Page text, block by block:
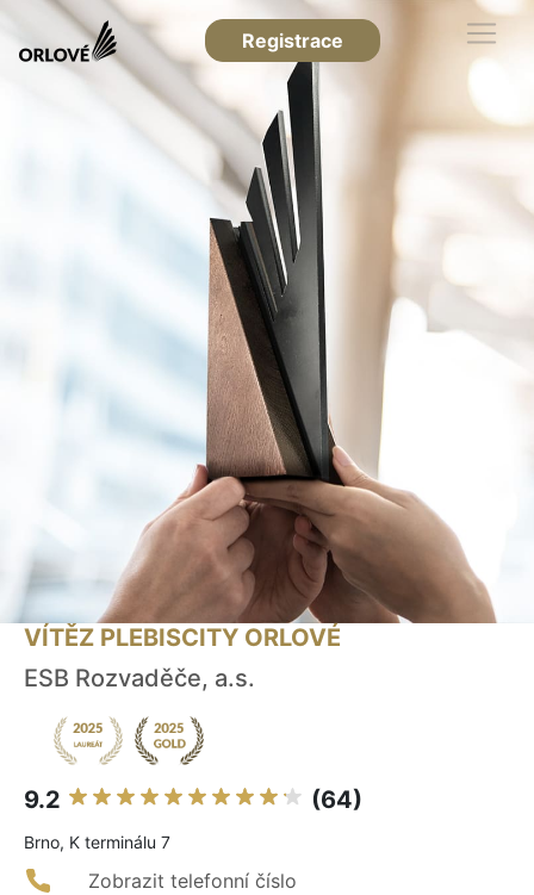
Registrace
VÍTĚZ PLEBISCITY ORLOVÉ
ESB Rozvaděče, a.s.
9.2 (64)
Brno, K terminálu 7
Zobrazit telefonní číslo